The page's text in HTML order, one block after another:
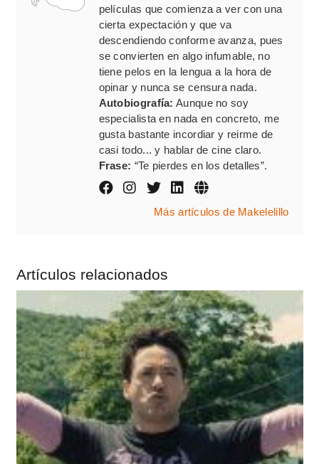
películas que comienza a ver con una
cierta expectación y que va
descendiendo conforme avanza, pues
se convierten en algo infumable, no
tiene pelos en la lengua a la hora de
opinar y nunca se censura nada.
Autobiografía: Aunque no soy
especialista en nada en concreto, me
gusta bastante incordiar y reirme de
casi todo... y hablar de cine claro.
Frase: “Te pierdes en los detalles”.
Más artículos de Makelelillo
Artículos relacionados